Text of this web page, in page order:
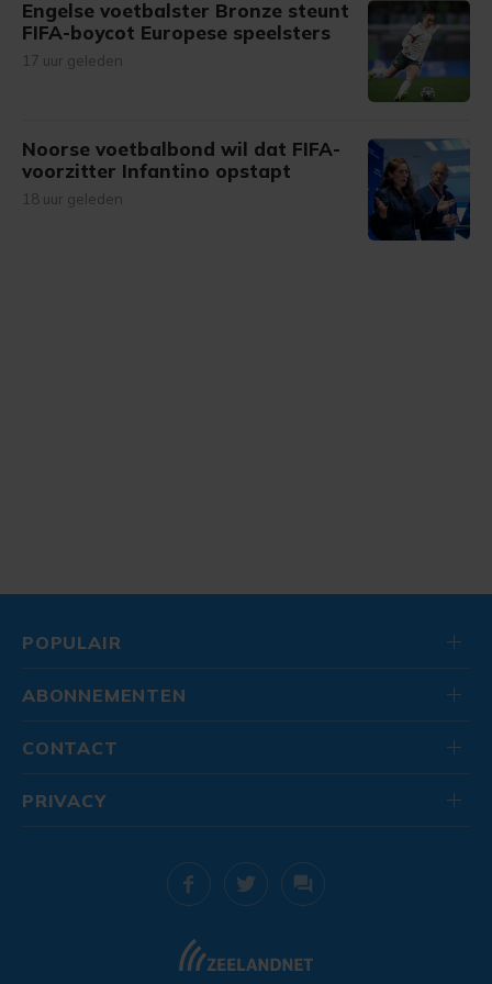
Engelse voetbalster Bronze steunt
FIFA-boycot Europese speelsters
17 uur geleden
Noorse voetbalbond wil dat FIFA-
voorzitter Infantino opstapt
18 uur geleden
POPULAIR
ABONNEMENTEN
CONTACT
PRIVACY